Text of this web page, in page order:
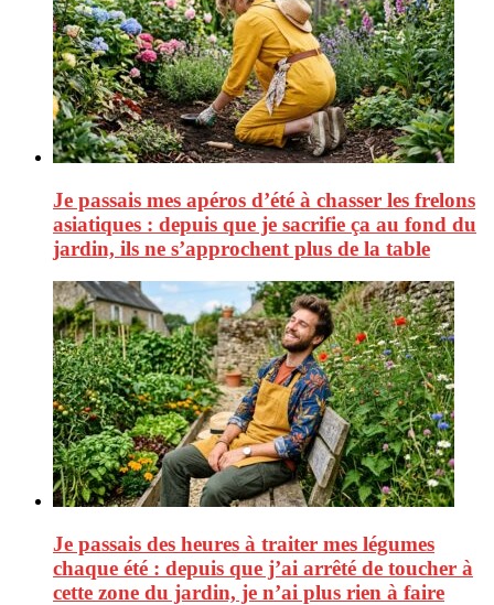
Je passais mes apéros d’été à chasser les frelons
asiatiques : depuis que je sacrifie ça au fond du
jardin, ils ne s’approchent plus de la table
Je passais des heures à traiter mes légumes
chaque été : depuis que j’ai arrêté de toucher à
cette zone du jardin, je n’ai plus rien à faire